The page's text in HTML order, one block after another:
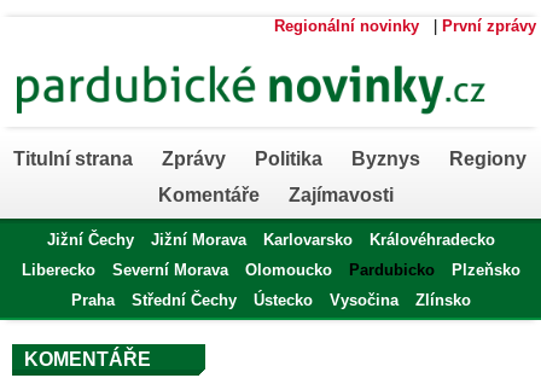
Regionální novinky První zprávy
Titulní strana Zprávy Politika Byznys
Regiony
Komentáře
Zajímavosti
Jižní Čechy Jižní Morava Karlovarsko
Královéhradecko
Liberecko
Severní Morava Olomoucko Pardubicko
Plzeňsko
Praha
Střední Čechy Ústecko Vysočina Zlínsko
KOMENTÁŘE